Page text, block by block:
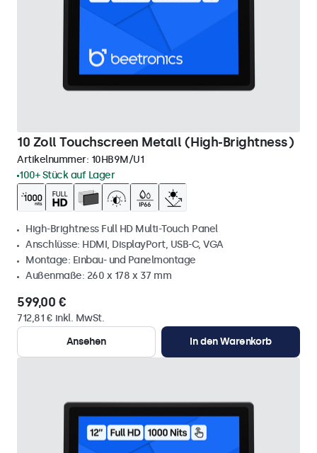
10 Zoll Touchscreen Metall (High-Brightness)
Artikelnummer: 10HB9M/U1
100+ Stück auf Lager
High-Brightness Full HD Multi-Touch Panel
Anschlüsse: HDMI, DisplayPort, USB-C, VGA
Montage: Einbau- und Panelmontage
Außenmaße: 260 x 178 x 37 mm
599,00 €
712,81 € inkl. MwSt.
Ansehen
In den Warenkorb